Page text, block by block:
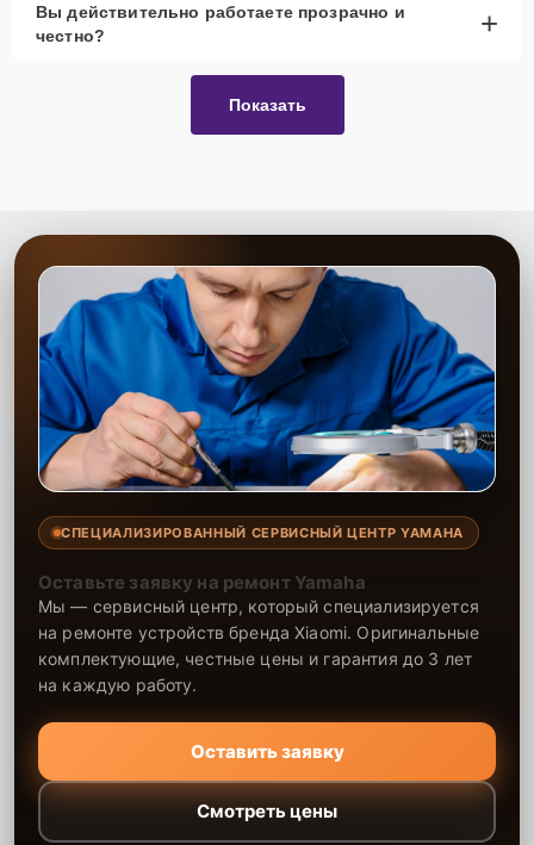
Вы действительно работаете прозрачно и
честно?
+
Показать
СПЕЦИАЛИЗИРОВАННЫЙ СЕРВИСНЫЙ ЦЕНТР YAMAHA
Оставьте заявку на ремонт Yamaha
Мы — сервисный центр, который специализируется
на ремонте устройств бренда Xiaomi. Оригинальные
комплектующие, честные цены и гарантия до 3 лет
на каждую работу.
Оставить заявку
Смотреть цены